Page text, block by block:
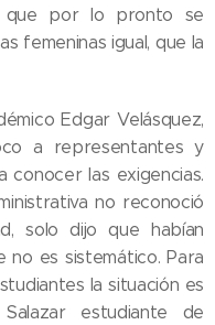
que por lo pronto se
femeninas igual, que la
Edgar Velásquez,
a representantes y
conocer las exigencias.
no reconoció
solo dijo que habían
no es sistemático. Para
la situación es
estudiante de